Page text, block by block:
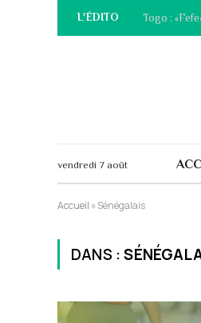
L'ÉDITO Togo :
vendredi 7 août
Accueil »Sénégalais
DANS :